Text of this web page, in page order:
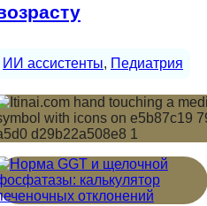
ИИ ассистенты, Педиатрия